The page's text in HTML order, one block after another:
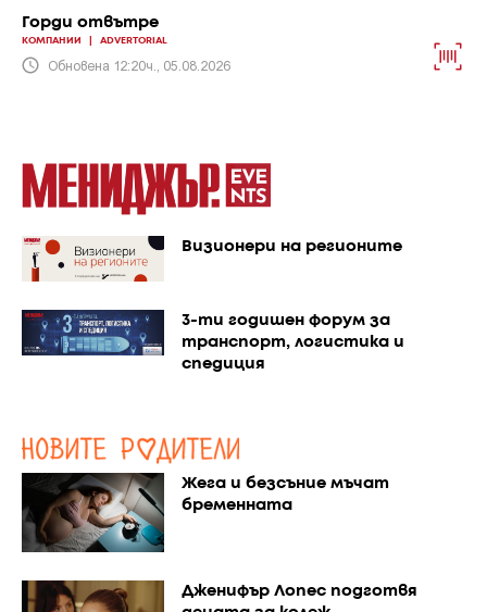
Горди отвътре
КОМПАНИИ ADVERTORIAL
Обновена 12:20ч., 05.08.2026
Визионери на регионите
3-ти годишен форум за
транспорт, логистика и
спедиция
Жега и безсъние мъчат
бременната
Дженифър Лопес подготвя